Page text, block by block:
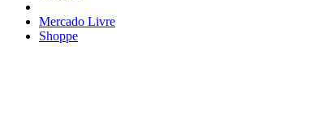
Mercado Livre
Shoppe